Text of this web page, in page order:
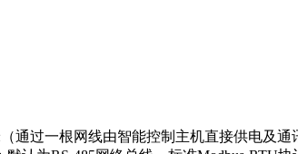
通过一根网线由智能控制主机直接供电及